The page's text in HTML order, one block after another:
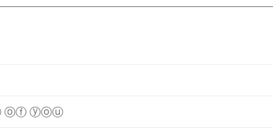
ⓞⓕⓨⓞⓤ